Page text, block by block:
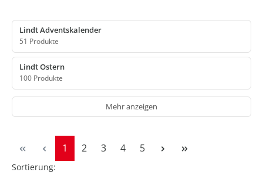
Lindt Adventskalender
51 Produkte
Lindt Ostern
100 Produkte
Mehr anzeigen
Seite
1 Seite
2 Seite
3 Seite
4 Seite
5
Sortierung: